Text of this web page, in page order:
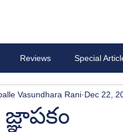
Reviews Special
Vasundhara Rani Dec 22,